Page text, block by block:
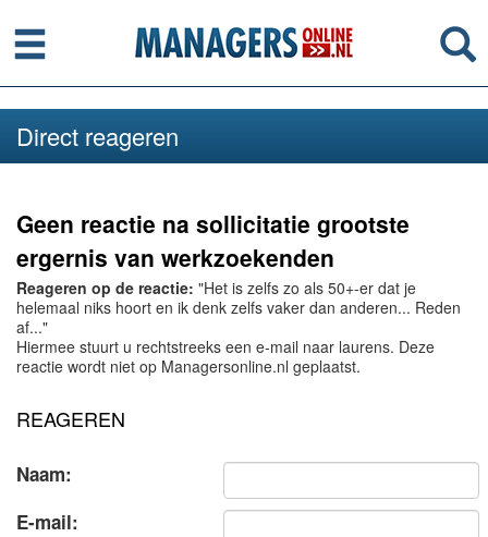
Menu
Direct reageren
Geen reactie na sollicitatie grootste
ergernis van werkzoekenden
Reageren op de reactie: "Het is zelfs zo als 50+-er dat je
helemaal niks hoort en ik denk zelfs vaker dan anderen... Reden
af..."
Hiermee stuurt u rechtstreeks een e-mail naar laurens. Deze
reactie wordt niet op Managersonline.nl geplaatst.
REAGEREN
Naam:
E-mail: